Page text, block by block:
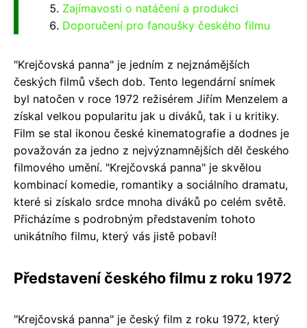
Zajímavosti o natáčení a produkci
Doporučení pro fanoušky českého filmu
"Krejčovská panna" je jedním z nejznámějších
českých filmů všech dob. Tento legendární snímek
byl natočen v roce 1972 režisérem Jiřím Menzelem a
získal velkou popularitu jak u diváků, tak i u kritiky.
Film se stal ikonou české kinematografie a dodnes je
považován za jedno z nejvýznamnějších děl českého
filmového umění. "Krejčovská panna" je skvělou
kombinací komedie, romantiky a sociálního dramatu,
které si získalo srdce mnoha diváků po celém světě.
Přicházíme s podrobným představením tohoto
unikátního filmu, který vás jistě pobaví!
Představení českého filmu z roku 1972
"Krejčovská panna" je český film z roku 1972, který